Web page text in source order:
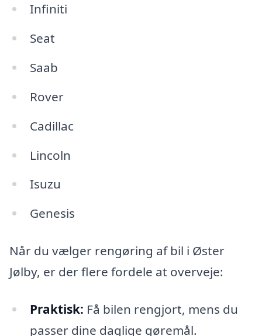
Infiniti
Seat
Saab
Rover
Cadillac
Lincoln
Isuzu
Genesis
Når du vælger rengøring af bil i Øster
Jølby, er der flere fordele at overveje:
Praktisk: Få bilen rengjort, mens du
passer dine daglige gøremål.